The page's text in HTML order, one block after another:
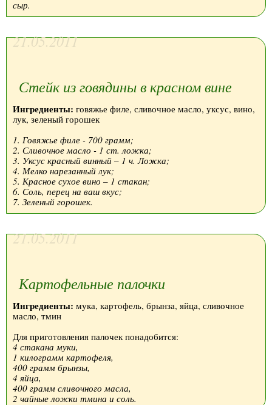
сыр.
21.05.2011
Стейк из говядины в красном вине
Ингредиенты: говяжье филе, сливочное масло, уксус, вино,
лук, зеленый горошек
1. Говяжье филе - 700 грамм;
2. Сливочное масло - 1 ст. ложка;
3. Уксус красный винный – 1 ч. Ложка;
4. Мелко нарезанный лук;
5. Красное сухое вино – 1 стакан;
6. Соль, перец на ваш вкус;
7. Зеленый горошек.
21.05.2011
Картофельные палочки
Ингредиенты: мука, картофель, брынза, яйца, сливочное
масло, тмин
Для приготовления палочек понадобится:
4 стакана муки,
1 килограмм картофеля,
400 грамм брынзы,
4 яйца,
400 грамм сливочного масла,
2 чайные ложки тмина и соль.